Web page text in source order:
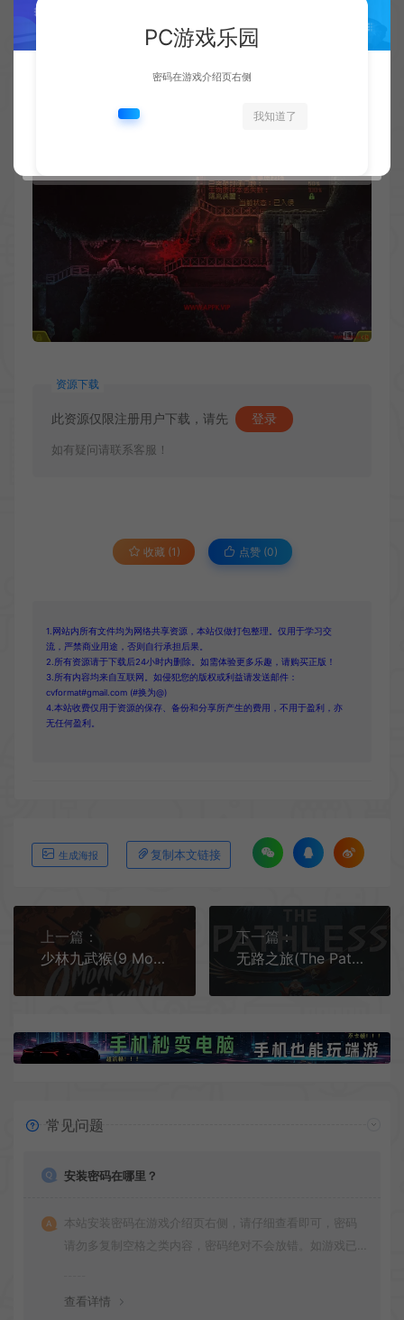
资源下载
此资源仅限注册用户下载，请先 登录
如有疑问请联系客服！
收藏 (1) 点赞 (0)
1.网站内所有文件均为网络共享资源，本站仅做打包整理。仅用于学习交
流，严禁商业用途，否则自行承担后果。
2.所有资源请于下载后24小时内删除。如需体验更多乐趣，请购买正版！
3.所有内容均来自互联网。如侵犯您的版权或利益请发送邮件：
cvformat#gmail.com (#换为@)
4.本站收费仅用于资源的保存、备份和分享所产生的费用，不用于盈利，亦
无任何盈利。
生成海报 复制本文链接
上一篇：
少林九武猴(9 Monkeys of Shaolin)简中|PC|ACT|清版复古视频动作游戏
下一篇：
无路之旅(The Pathless)简中|PC|ACT|开放世界神话动作冒险游戏
常见问题
安装密码在哪里？
本站安装密码在游戏介绍页右侧，请仔细查看即可，密码
请勿多复制空格之类内容，密码绝对不会放错。如游戏已
查看详情
PC游戏乐园
密码在游戏介绍页右侧
我知道了